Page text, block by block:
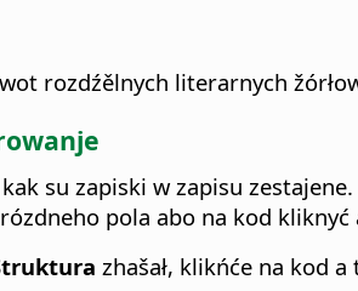
rozdźělnych literarnych
su zapiski w zapisu
pola abo na kod
zhašał, klikńće na kod